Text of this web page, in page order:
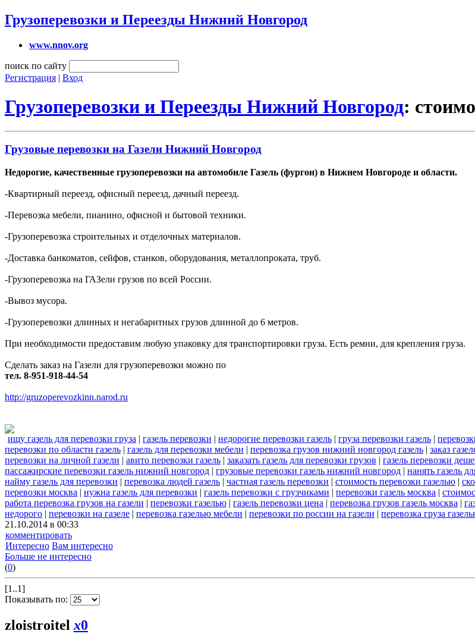
Грузоперевозки и Переезды Нижний Новгород
www.nnov.org
поиск по сайту
Регистрация | Вход
Грузоперевозки и Переезды Нижний Новгород:
Грузовые перевозки на Газели Нижний Новгород
Недорогие, качественные грузоперевозки на автомобиле Газель (фургон) в Нижнем Новгороде и области.
-Квартирный переезд, офисный переезд, дачный переезд.
-Перевозка мебели, пианино, офисной и бытовой техники.
-Грузоперевозка строительных и отделочных материалов.
-Доставка банкоматов, сейфов, станков, оборудования, металлопроката, труб.
-Грузоперевозка на ГАЗели грузов по всей России.
-Вывоз мусора.
-Грузоперевозки длинных и негабаритных грузов длинной до 6 метров.
При необходимости предоставим любую упаковку для транспортировки груза. Есть ремни, для крепления груза.
Сделать заказ на Газели для грузоперевозки можно по
тел. 8-951-918-44-54
http://gruzoperevozkinn.narod.ru
ищу газель для перевозки груза | газель перевозки | недорогие перевозки газель | груза перевозки газель |
перевозки по области газель | газель для перевозки мебели | перевозка грузов нижний новгород газель | заказ
перевозки на личной газели | авито перевозки газель | заказать газель для перевозки грузов | газель перевозки
пассажирские перевозки газель нижний новгород | грузовые перевозки газель нижний новгород | нанять газель
найму газель для перевозки | перевозка людей газель | частная газель перевозки | стоимость перевозки газелью |
перевозки москва | нужна газель для перевозки | газель перевозки с грузчиками | перевозки газель москва |
работа перевозка грузов на газели | перевозки газелью | газель перевозки цена | перевозка грузов газель москва |
недорого | перевозки на газеле | перевозка газелью мебели | перевозки по россии на газели | перевозка груза
21.10.2014 в 00:33
комментировать
Интересно Вам интересно
Больше не интересно
(0)
[1..1]
Показывать по:
zloistroitel x0